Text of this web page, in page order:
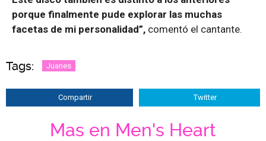
porque finalmente pude explorar las muchas
facetas de mi personalidad”, comentó el cantante.
Tags: Juanes
Compartir Twitter
Mas en Men's Heart